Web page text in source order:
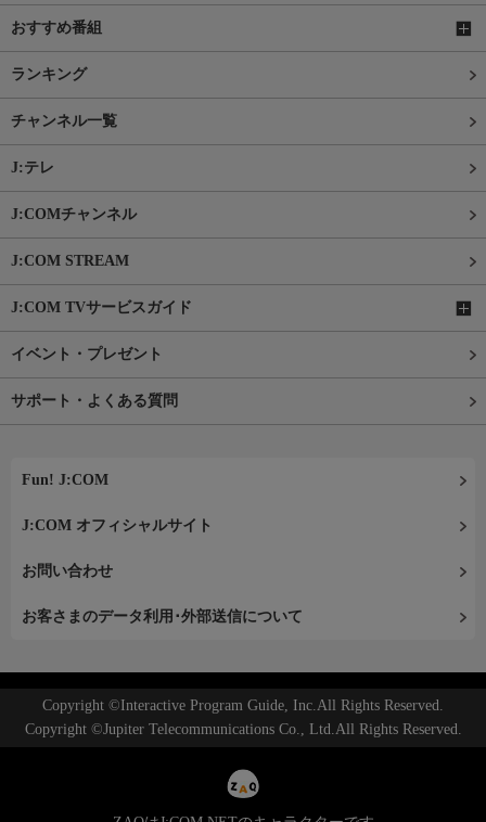
おすすめ番組
ランキング
チャンネル一覧
J:テレ
J:COMチャンネル
J:COM STREAM
J:COM TVサービスガイド
イベント・プレゼント
サポート・よくある質問
Fun! J:COM
J:COM オフィシャルサイト
お問い合わせ
お客さまのデータ利用･外部送信について
Copyright ©Interactive Program Guide, Inc.All Rights Reserved.
Copyright ©Jupiter Telecommunications Co., Ltd.All Rights Reserved.